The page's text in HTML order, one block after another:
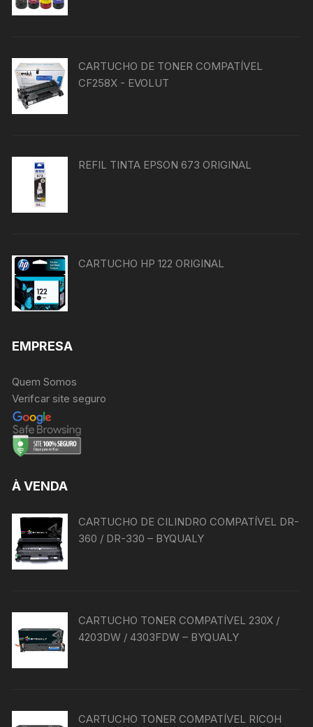
CARTUCHO DE TONER COMPATÍVEL
CF258X - EVOLUT
REFIL TINTA EPSON 673 ORIGINAL
CARTUCHO HP 122 ORIGINAL
EMPRESA
Quem Somos
Verifcar site seguro
À VENDA
CARTUCHO DE CILINDRO COMPATÍVEL DR-
360 / DR-330 – BYQUALY
CARTUCHO TONER COMPATÍVEL 230X /
4203DW / 4303FDW – BYQUALY
CARTUCHO TONER COMPATÍVEL RICOH